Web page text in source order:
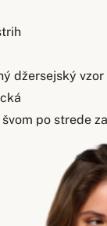
džersejský
po strede